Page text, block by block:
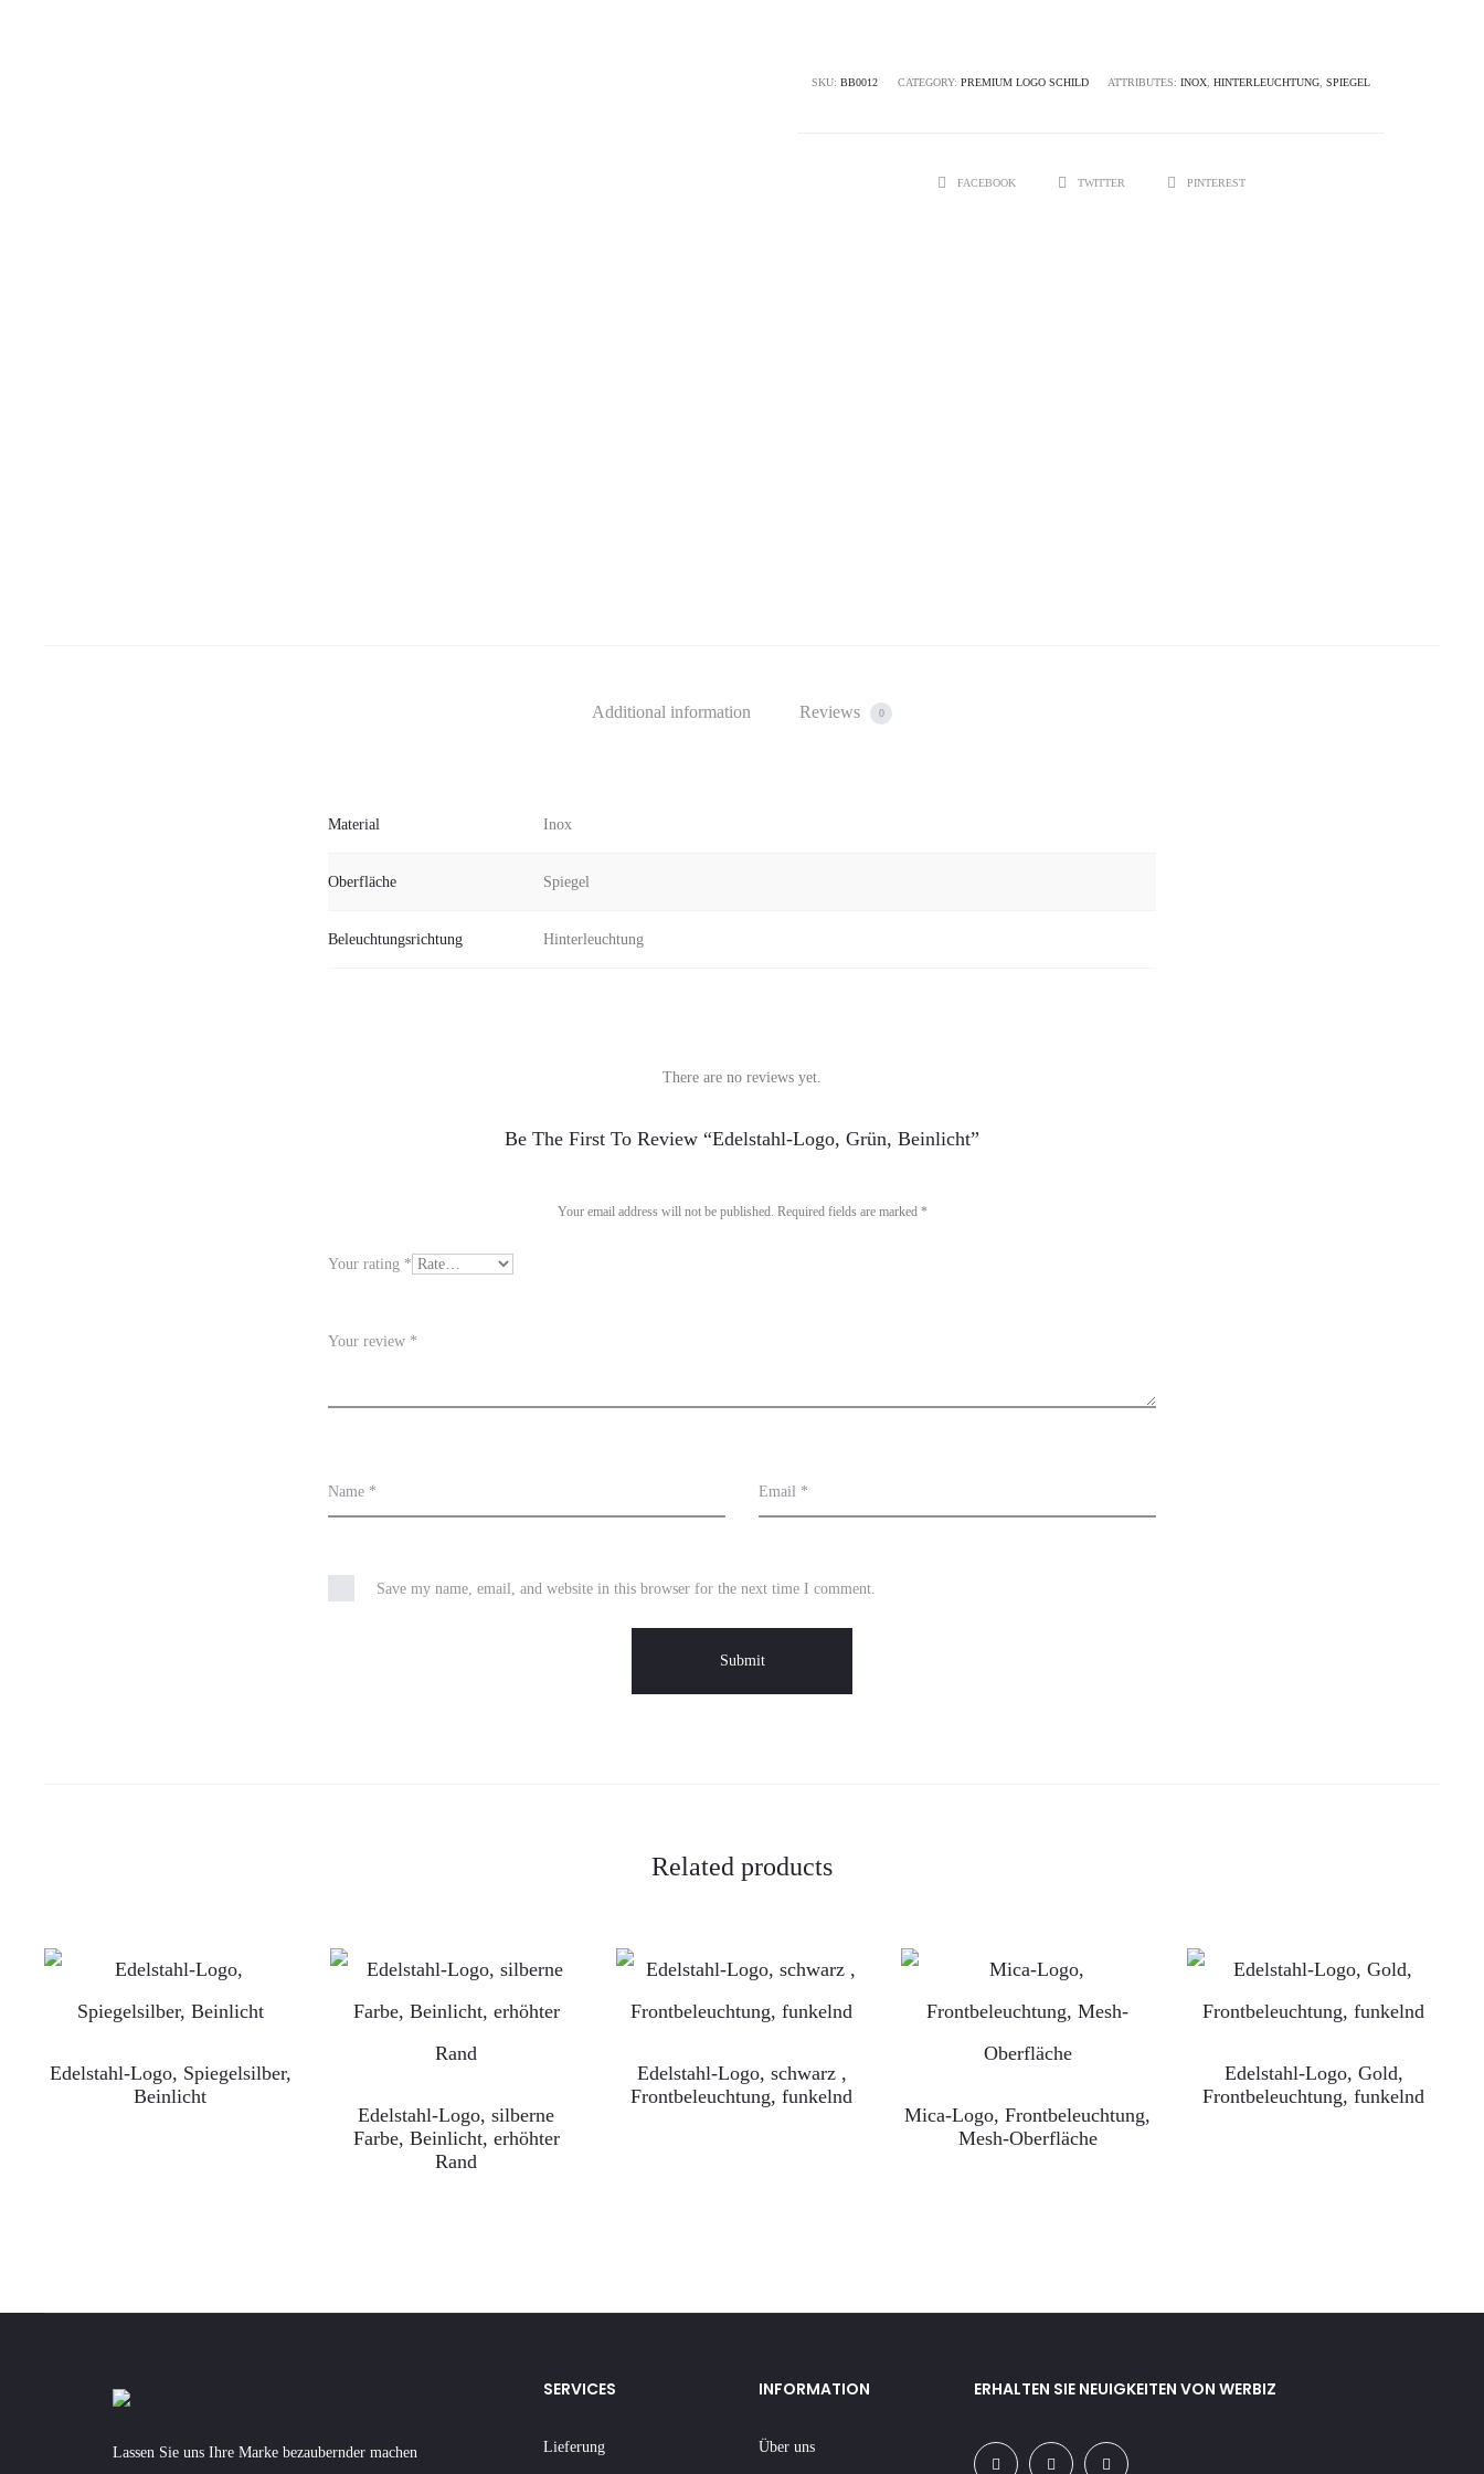
SKU: BB0012 CATEGORY: PREMIUM LOGO SCHILD ATTRIBUTES: INOX HINTERLEUCHTUNG SPIEGEL
SHAREFACEBOOK TWITTER PINTEREST
Additional information Reviews 0
Material Inox
Oberfläche Spiegel
Beleuchtungsrichtung Hinterleuchtung
i
w
There are no reviews yet.
Be The First To Review “Edelstahl-Logo, Grün, Beinlicht”
Your email address will not be published. Required fields are marked *
Your rating *
Your review *
Name * Email *
Save my name, email, and website in this browser for the next time I comment.
Related products
Edelstahl-Logo, Spiegelsilber,
Beinlicht
Edelstahl-Logo, silberne
Farbe, Beinlicht, erhöhter
Rand
Edelstahl-Logo, schwarz ,
Frontbeleuchtung, funkelnd
Mica-Logo, Frontbeleuchtung,
Mesh-Oberfläche
Edelstahl-Logo, Gold,
Frontbeleuchtung, funkelnd
Lassen Sie uns Ihre Marke bezaubernder machen
SERVICES
Lieferung
INFORMATION
Über uns
ERHALTEN SIE NEUIGKEITEN VON WERBIZ